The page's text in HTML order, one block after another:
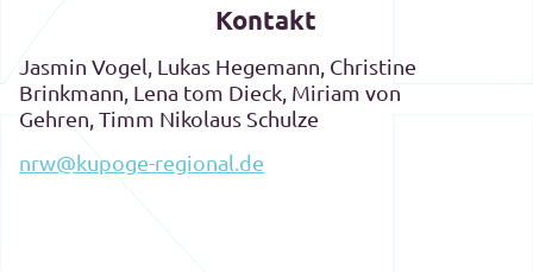
Kontakt
Jasmin Vogel, Lukas Hegemann, Christine
Brinkmann, Lena tom Dieck, Miriam von
Gehren, Timm Nikolaus Schulze
nrw@kupoge-regional.de